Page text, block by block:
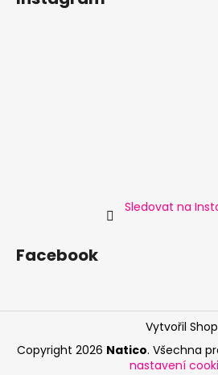
Sledovat na
Facebook
Vytvořil
Copyright 2026 Natico. Všechna
nastavení